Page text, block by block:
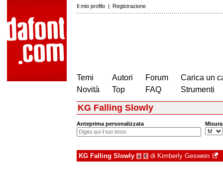
Il mio profilo | Registrazione
Temi
Novità
Autori
Top
Forum
FAQ
Carica un
Strumenti
KG Falling Slowly
Anteprima personalizzata Misura
KG Falling Slowly à € di Kimberly Geswein